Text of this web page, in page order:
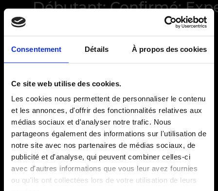
Consentement Détails À propos des cookies
Ce site web utilise des cookies.
Les cookies nous permettent de personnaliser le contenu
et les annonces, d'offrir des fonctionnalités relatives aux
médias sociaux et d'analyser notre trafic. Nous
partageons également des informations sur l'utilisation de
notre site avec nos partenaires de médias sociaux, de
publicité et d'analyse, qui peuvent combiner celles-ci
avec d'autres informations que vous leur avez fournies
ou qu'ils ont collectées lors de votre utilisation de leurs
Expert”
Débutant; Confirmé;
Aucun produit ne correspond à
votre sélection.
Mentions légales